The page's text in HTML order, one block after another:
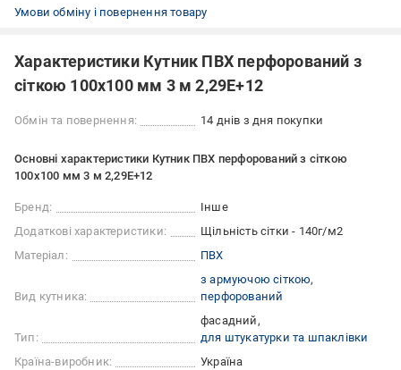
Умови обміну і повернення товару
Характеристики Кутник ПВХ перфорований з
сіткою 100х100 мм 3 м 2,29E+12
Обмін та повернення: 14 днів з дня покупки
Основні характеристики Кутник ПВХ перфорований з сіткою
100х100 мм 3 м 2,29E+12
Бренд:
Інше
Додаткові характеристики:
Щільність сітки - 140г/м2
Матеріал:
ПВХ
Вид кутника:
з армуючою сіткою
перфорований
Тип:
фасадний
для штукатурки та шпаклівки
Країна-виробник:
Україна